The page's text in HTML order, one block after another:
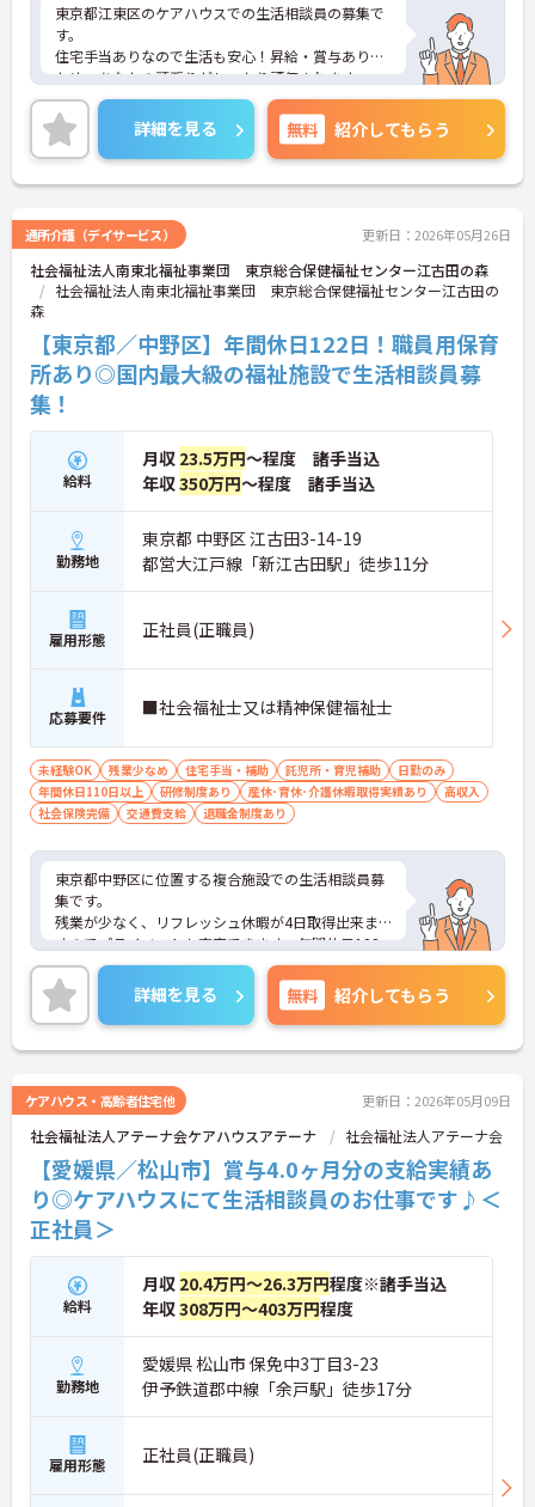
東京都江東区のケアハウスでの生活相談員の募集で
す。
住宅手当ありなので生活も安心！昇給・賞与ありの
ため、あなたの頑張りがしっかり評価されます。
ご興味のある方は、面接のポイントをお伝えします
のでお気軽にお問い合せください。
詳細を見る 無料 紹介してもらう
通所介護（デイサービス） 更新日：2026年05月26日
社会福祉法人南東北福祉事業団 東京総合保健福祉センター江古田の森
社会福祉法人南東北福祉事業団 東京総合保健福祉センター江古田の
森
【東京都／中野区】年間休日122日！職員用保育
所あり◎国内最大級の福祉施設で生活相談員募
集！
給料
月収 23.5万円～程度 諸手当込
年収350万円～程度 諸手当込
勤務地
東京都 中野区 江古田3-14-19
都営大江戸線「新江古田駅」徒歩11分
雇用形態 正社員(正職員)
応募要件 ■社会福祉士又は精神保健福祉士
未経験OK 残業少なめ 住宅手当・補助 託児所・育児補助
日勤のみ
年間休日110日以上
研修制度あり 産休･育休･介護休暇取得実績あり
高収入
社会保険完備
交通費支給 退職金制度あり
東京都中野区に位置する複合施設での生活相談員募
集です。
残業が少なく、リフレッシュ休暇が4日取得出来ま
すのでプライベートも充実できます。年間休日122
日とお休みが多い◎★職員用保育所あり！お子様の
いらっしゃる方も安心！
ご興味のある方はお気軽にお問い合わせ下さい。
詳細を見る 無料 紹介してもらう
ケアハウス・高齢者住宅他 更新日：2026年05月09日
社会福祉法人アテーナ会ケアハウスアテーナ 社会福祉法人アテーナ会
【愛媛県／松山市】賞与4.0ヶ月分の支給実績あ
り◎ケアハウスにて生活相談員のお仕事です♪＜
正社員＞
給料
月収 20.4万円～26.3万円程度※諸手当込
年収308万円～403万円程度
勤務地
愛媛県 松山市 保免中3丁目3-23
伊予鉄道郡中線「余戸駅」徒歩17分
雇用形態 正社員(正職員)